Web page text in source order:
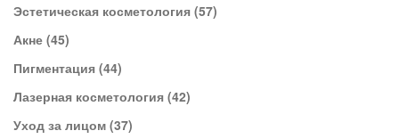
Эстетическая косметология (57)
Акне (45)
Пигментация (44)
Лазерная косметология (42)
Уход за лицом (37)